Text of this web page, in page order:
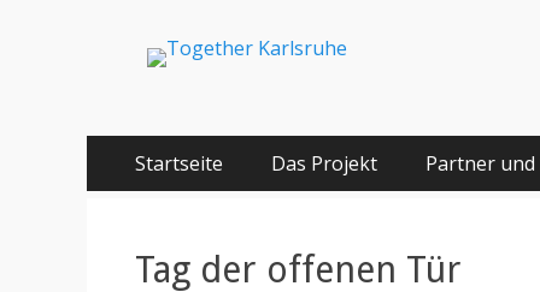
Together Karlsruhe
Integration von jungen Menschen mit
Primäres Menü
zum
Startseite Das Projekt Partner
Tag der offenen Tür